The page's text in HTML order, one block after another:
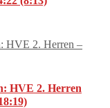
HVE 2. Herren